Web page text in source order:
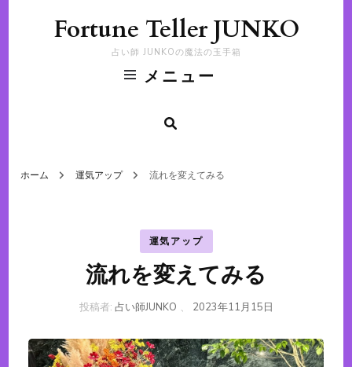
Fortune Teller JUNKO
占い師 JUNKOの魔法の玉手箱
メニュー
ホーム 運気アップ 流れを変えてみる
運気アップ
流れを変えてみる
投稿者: 占い師JUNKO 、 2023年11月15日